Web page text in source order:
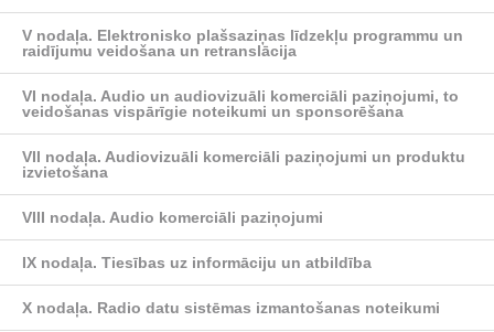
V nodaļa. Elektronisko plašsaziņas līdzekļu programmu un
raidījumu veidošana un retranslācija
VI nodaļa. Audio un audiovizuāli komerciāli paziņojumi, to
veidošanas vispārīgie noteikumi un sponsorēšana
VII nodaļa. Audiovizuāli komerciāli paziņojumi un produktu
izvietošana
VIII nodaļa. Audio komerciāli paziņojumi
IX nodaļa. Tiesības uz informāciju un atbildība
X nodaļa. Radio datu sistēmas izmantošanas noteikumi